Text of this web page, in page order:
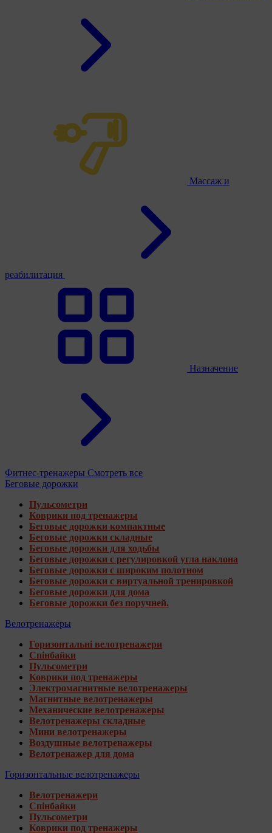
Массаж и
реабилитация
Назначение
Фитнес-тренажеры Смотреть все
Беговые дорожки
Пульсометри
Коврики под тренажеры
Беговые дорожки компактные
Беговые дорожки складные
Беговые дорожки для ходьбы
Беговые дорожки с регулировкой угла наклона
Беговые дорожки с широким полотном
Беговые дорожки с виртуальной тренировкой
Беговые дорожки для дома
Беговые дорожки без поручней.
Велотренажеры
Горизонтальні велотренажери
Спінбайки
Пульсометри
Коврики под тренажеры
Электромагнитные велотренажеры
Магнитные велотренажеры
Механические велотренажеры
Велотренажеры складные
Мини велотренажеры
Воздушные велотренажеры
Велотренажер для дома
Горизонтальные велотренажеры
Велотренажери
Спінбайки
Пульсометри
Коврики под тренажеры